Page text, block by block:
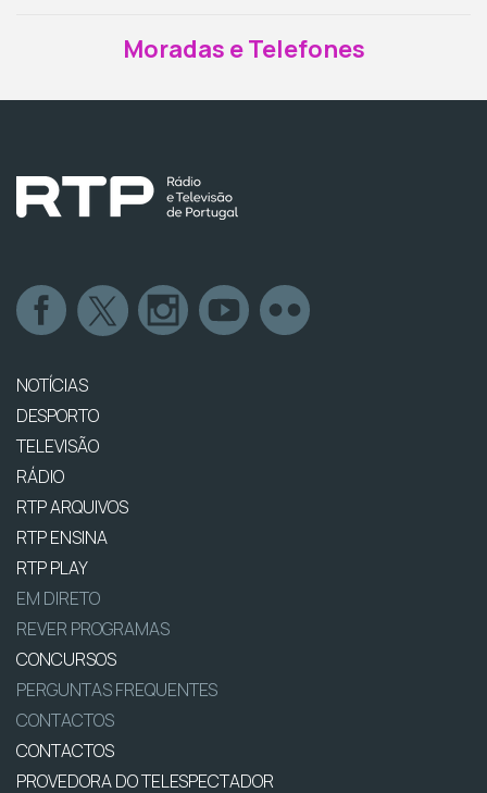
Moradas e Telefones
NOTÍCIAS
DESPORTO
TELEVISÃO
RÁDIO
RTP ARQUIVOS
RTP ENSINA
RTP PLAY
EM DIRETO
REVER PROGRAMAS
CONCURSOS
PERGUNTAS FREQUENTES
CONTACTOS
CONTACTOS
PROVEDORA DO TELESPECTADOR